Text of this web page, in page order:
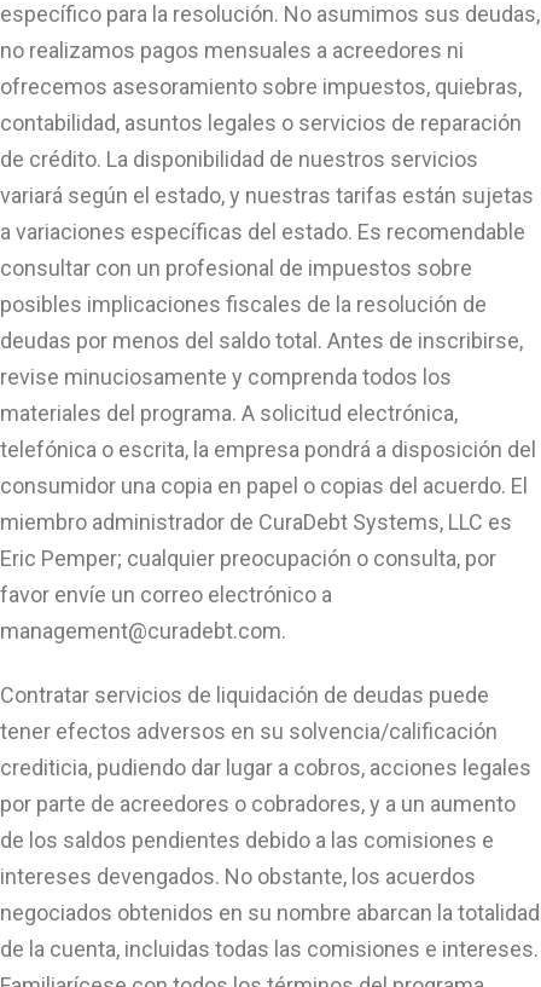
específico para la resolución. No asumimos sus deudas,
no realizamos pagos mensuales a acreedores ni
ofrecemos asesoramiento sobre impuestos, quiebras,
contabilidad, asuntos legales o servicios de reparación
de crédito. La disponibilidad de nuestros servicios
variará según el estado, y nuestras tarifas están sujetas
a variaciones específicas del estado. Es recomendable
consultar con un profesional de impuestos sobre
posibles implicaciones fiscales de la resolución de
deudas por menos del saldo total. Antes de inscribirse,
revise minuciosamente y comprenda todos los
materiales del programa. A solicitud electrónica,
telefónica o escrita, la empresa pondrá a disposición del
consumidor una copia en papel o copias del acuerdo. El
miembro administrador de CuraDebt Systems, LLC es
Eric Pemper; cualquier preocupación o consulta, por
favor envíe un correo electrónico a
management@curadebt.com.
Contratar servicios de liquidación de deudas puede
tener efectos adversos en su solvencia/calificación
crediticia, pudiendo dar lugar a cobros, acciones legales
por parte de acreedores o cobradores, y a un aumento
de los saldos pendientes debido a las comisiones e
intereses devengados. No obstante, los acuerdos
negociados obtenidos en su nombre abarcan la totalidad
de la cuenta, incluidas todas las comisiones e intereses.